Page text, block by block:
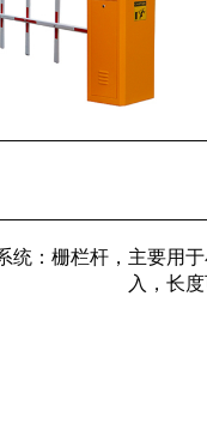
统：栅栏杆，主要用
入，长